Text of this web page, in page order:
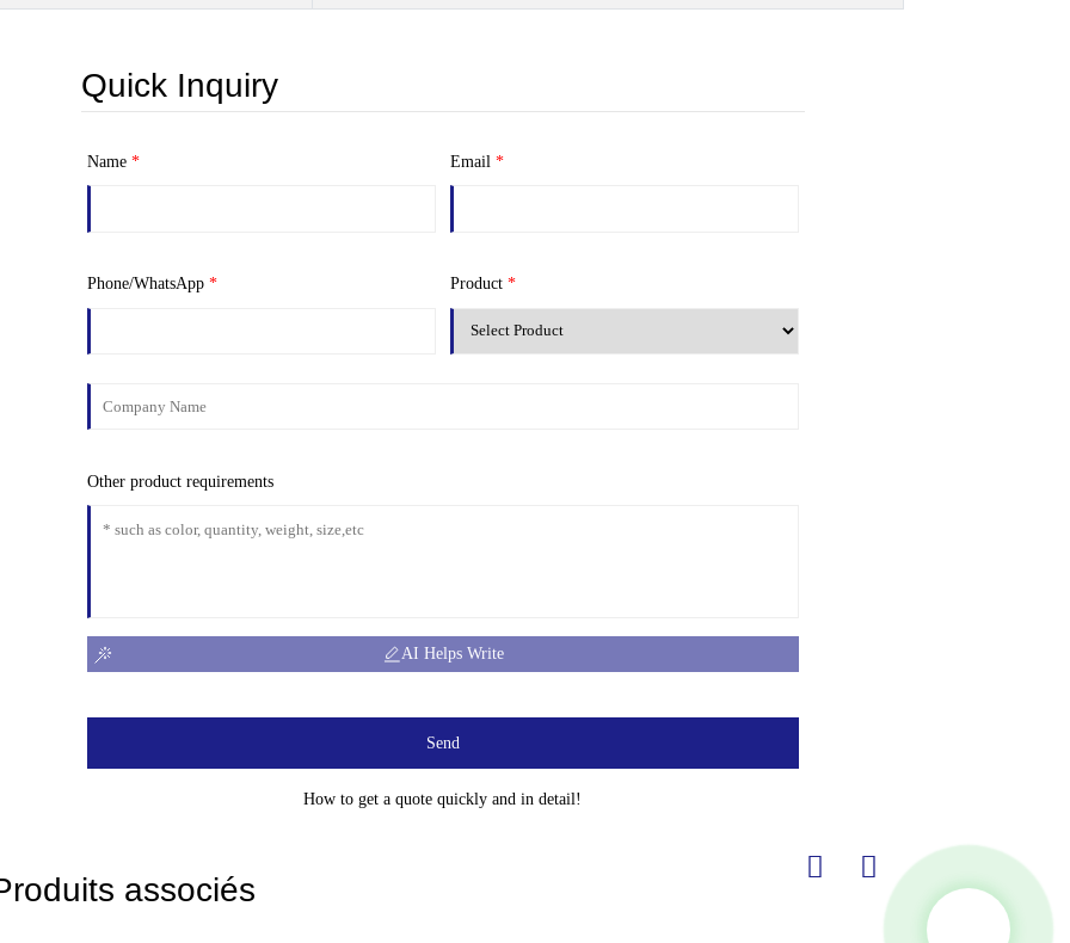
Quick Inquiry
Name* Email *
Phone/WhatsApp* Product *
Other product requirements
AI Helps Write
Send
How to get a quote quickly and in detail!
associés